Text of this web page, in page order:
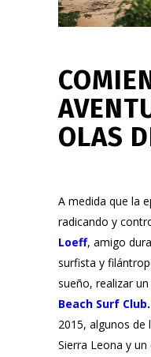
OLAS
A medida que la
radicando y
Loeff, amigo
surfista y
sueño, realizar
Beach Surf Club.
2015, algunos
Sierra Leona y